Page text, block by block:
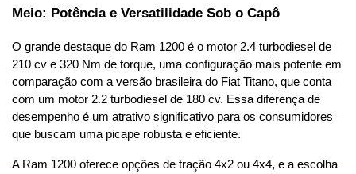
Meio: Potência e Versatilidade Sob o Capô
O grande destaque do Ram 1200 é o motor 2.4 turbodiesel de
210 cv e 320 Nm de torque, uma configuração mais potente em
comparação com a versão brasileira do Fiat Titano, que conta
com um motor 2.2 turbodiesel de 180 cv. Essa diferença de
desempenho é um atrativo significativo para os consumidores
que buscam uma picape robusta e eficiente.
A Ram 1200 oferece opções de tração 4x2 ou 4x4, e a escolha